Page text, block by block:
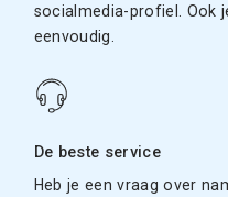
socialmedia-profiel. Ook
eenvoudig.
De beste service
Heb je een vraag over